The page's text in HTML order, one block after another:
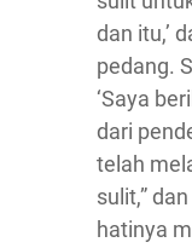
dan itu,’
pedang.
‘Saya
dari
telah
sulit,”
hatinya